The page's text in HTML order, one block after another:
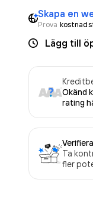
Skapa en
Prova
Lägg till
Okänd
rating
Ta
fler